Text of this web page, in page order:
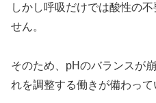
しかし呼吸だけでは酸性の
せん。
そのため、pHのバランスが
れを調整する働きが備わって